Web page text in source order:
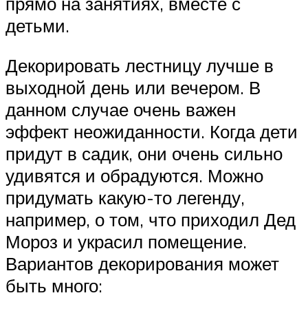
детьми.
Декорировать лестницу лучше в
выходной день или вечером. В
данном случае очень важен
эффект неожиданности. Когда дети
придут в садик, они очень сильно
удивятся и обрадуются. Можно
придумать какую-то легенду,
например, о том, что приходил Дед
Мороз и украсил помещение.
Вариантов декорирования может
быть много: